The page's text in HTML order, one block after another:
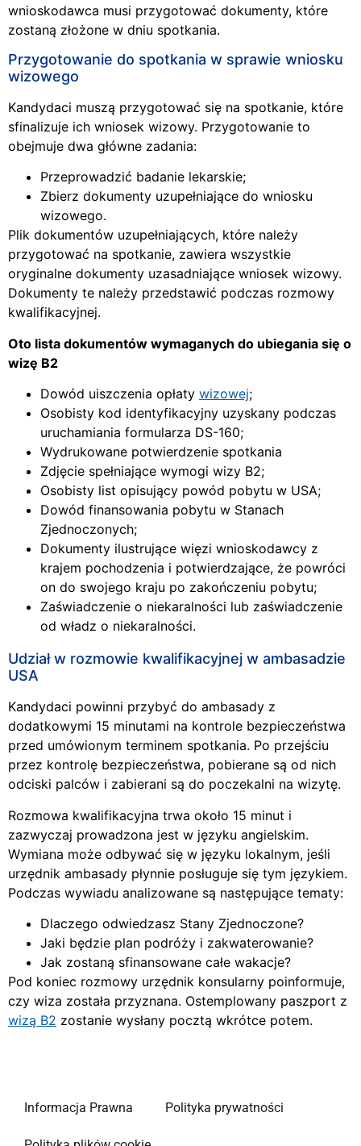
wnioskodawca musi przygotować dokumenty, które
zostaną złożone w dniu spotkania.
Przygotowanie do spotkania w sprawie wniosku
wizowego
Kandydaci muszą przygotować się na spotkanie, które
sfinalizuje ich wniosek wizowy. Przygotowanie to
obejmuje dwa główne zadania:
Przeprowadzić badanie lekarskie;
Zbierz dokumenty uzupełniające do wniosku
wizowego.
Plik dokumentów uzupełniających, które należy
przygotować na spotkanie, zawiera wszystkie
oryginalne dokumenty uzasadniające wniosek wizowy.
Dokumenty te należy przedstawić podczas rozmowy
kwalifikacyjnej.
Oto lista dokumentów wymaganych do ubiegania się o
wizę B2
Dowód uiszczenia opłaty wizowej;
Osobisty kod identyfikacyjny uzyskany podczas
uruchamiania formularza DS-160;
Wydrukowane potwierdzenie spotkania
Zdjęcie spełniające wymogi wizy B2;
Osobisty list opisujący powód pobytu w USA;
Dowód finansowania pobytu w Stanach
Zjednoczonych;
Dokumenty ilustrujące więzi wnioskodawcy z
krajem pochodzenia i potwierdzające, że powróci
on do swojego kraju po zakończeniu pobytu;
Zaświadczenie o niekaralności lub zaświadczenie
od władz o niekaralności.
Udział w rozmowie kwalifikacyjnej w ambasadzie
USA
Kandydaci powinni przybyć do ambasady z
dodatkowymi 15 minutami na kontrole bezpieczeństwa
przed umówionym terminem spotkania. Po przejściu
przez kontrolę bezpieczeństwa, pobierane są od nich
odciski palców i zabierani są do poczekalni na wizytę.
Rozmowa kwalifikacyjna trwa około 15 minut i
zazwyczaj prowadzona jest w języku angielskim.
Wymiana może odbywać się w języku lokalnym, jeśli
urzędnik ambasady płynnie posługuje się tym językiem.
Podczas wywiadu analizowane są następujące tematy:
Dlaczego odwiedzasz Stany Zjednoczone?
Jaki będzie plan podróży i zakwaterowanie?
Jak zostaną sfinansowane całe wakacje?
Pod koniec rozmowy urzędnik konsularny poinformuje,
czy wiza została przyznana. Ostemplowany paszport z
wizą B2 zostanie wysłany pocztą wkrótce potem.
Informacja Prawna Polityka prywatności